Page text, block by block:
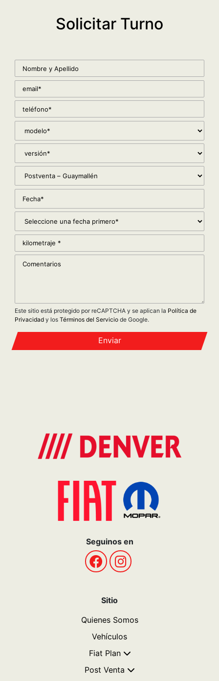
Solicitar Turno
Este sitio está protegido por reCAPTCHA y se aplican la Política de
Privacidad y los Términos del Servicio de Google.
Enviar
Seguinos en
Sitio
Quienes Somos
Vehículos
Fiat Plan
Post Venta